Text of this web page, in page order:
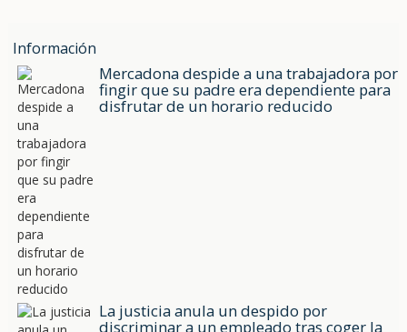
Información
Mercadona despide a una trabajadora por
fingir que su padre era dependiente para
disfrutar de un horario reducido
La justicia anula un despido por
discriminar a un empleado tras coger la